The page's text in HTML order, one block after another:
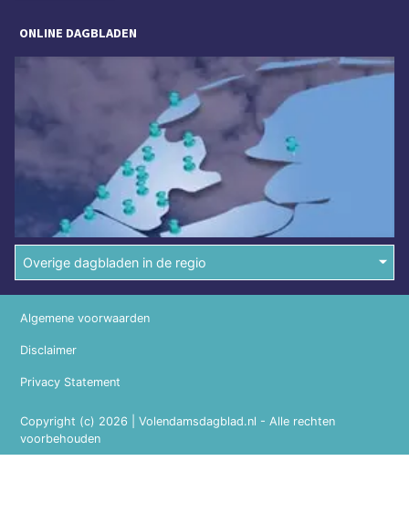
ONLINE DAGBLADEN
Overige dagbladen in de regio
Copyright (c) 2026 | Volendamsdagblad.nl - Alle rechten
voorbehouden
Algemene voorwaarden
Disclaimer
Privacy Statement